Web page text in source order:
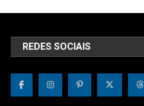
REDES SOCIAIS